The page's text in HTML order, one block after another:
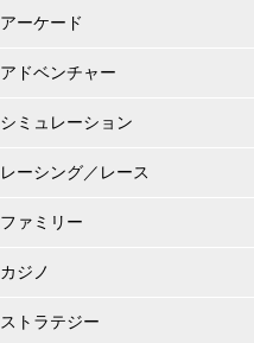
アーケード
アドベンチャー
シミュレーション
レーシング／レース
ファミリー
カジノ
ストラテジー